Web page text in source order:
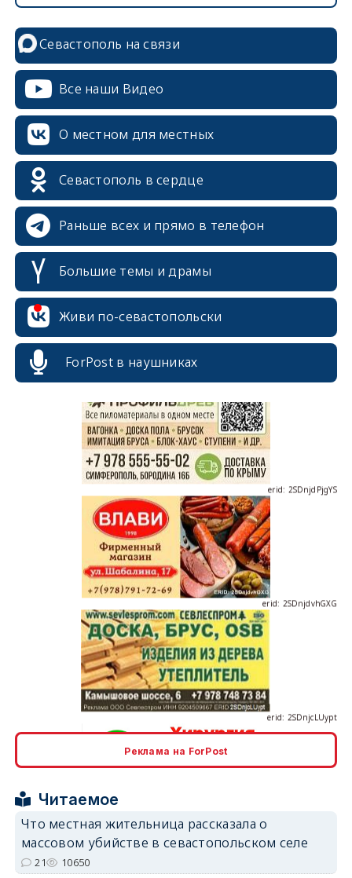
Севастополь на связи
Все наши Видео
О местном для местных
Севастополь в сердце
Раньше всех и прямо в телефон
Большие темы и драмы
Живи по-севастопольски
ForPost в наушниках
erid: 2SDnjdvhGXG
erid: 2SDnjcrDNw6
Реклама на ForPost
Читаемое
Что местная жительница рассказала о
массовом убийстве в севастопольском селе
21 10650